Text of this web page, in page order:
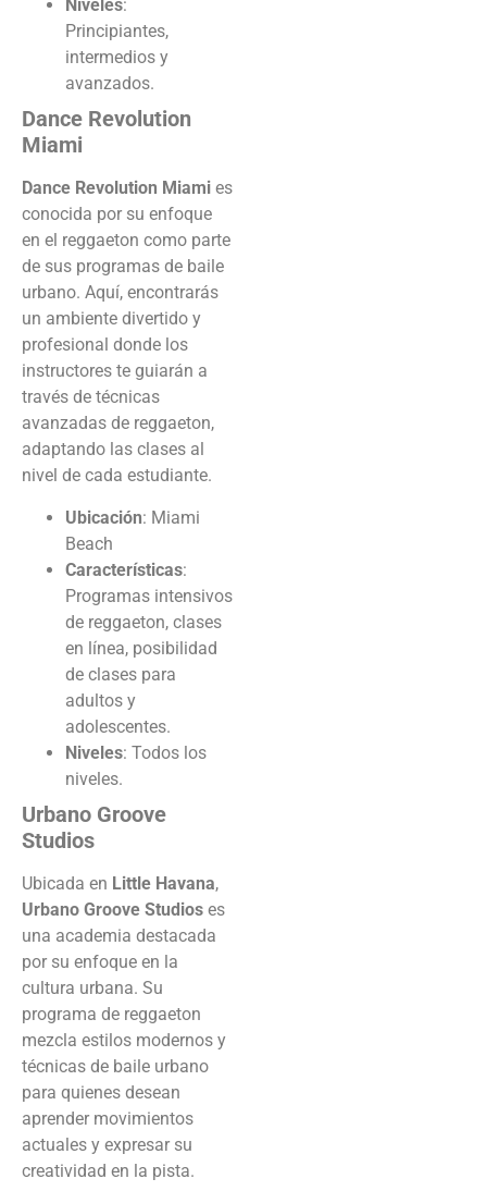
Niveles:
Principiantes,
intermedios y
avanzados.
Dance Revolution
Miami
Dance Revolution Miami es
conocida por su enfoque
en el reggaeton como parte
de sus programas de baile
urbano. Aquí, encontrarás
un ambiente divertido y
profesional donde los
instructores te guiarán a
través de técnicas
avanzadas de reggaeton,
adaptando las clases al
nivel de cada estudiante.
Ubicación: Miami
Beach
Características:
Programas intensivos
de reggaeton, clases
en línea, posibilidad
de clases para
adultos y
adolescentes.
Niveles: Todos los
niveles.
Urbano Groove
Studios
Ubicada en Little Havana,
Urbano Groove Studios es
una academia destacada
por su enfoque en la
cultura urbana. Su
programa de reggaeton
mezcla estilos modernos y
técnicas de baile urbano
para quienes desean
aprender movimientos
actuales y expresar su
creatividad en la pista.